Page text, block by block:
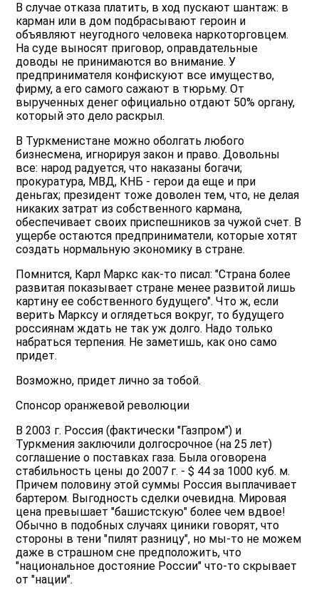
В случае отказа платить, в ход пускают шантаж: в
карман или в дом подбрасывают героин и
объявляют неугодного человека наркоторговцем.
На суде выносят приговор, оправдательные
доводы не принимаются во внимание. У
предпринимателя конфискуют все имущество,
фирму, а его самого сажают в тюрьму. От
вырученных денег официально отдают 50% органу,
который это дело раскрыл.
В Туркменистане можно оболгать любого
бизнесмена, игнорируя закон и право. Довольны
все: народ радуется, что наказаны богачи;
прокуратура, МВД, КНБ - герои да еще и при
деньгах; президент тоже доволен тем, что, не делая
никаких затрат из собственного кармана,
обеспечивает своих приспешников за чужой счет. В
ущербе остаются предприниматели, которые хотят
создать нормальную экономику в стране.
Помнится, Карл Маркс как-то писал: "Страна более
развитая показывает стране менее развитой лишь
картину ее собственного будущего". Что ж, если
верить Марксу и оглядеться вокруг, то будущего
россиянам ждать не так уж долго. Надо только
набраться терпения. Не заметишь, как оно само
придет.
Возможно, придет лично за тобой.
Спонсор оранжевой революции
В 2003 г. Россия (фактически "Газпром") и
Туркмения заключили долгосрочное (на 25 лет)
соглашение о поставках газа. Была оговорена
стабильность цены до 2007 г. - $ 44 за 1000 куб. м.
Причем половину этой суммы Россия выплачивает
бартером. Выгодность сделки очевидна. Мировая
цена превышает "башистскую" более чем вдвое!
Обычно в подобных случаях циники говорят, что
стороны в тени "пилят разницу", но мы-то не можем
даже в страшном сне предположить, что
"национальное достояние России" что-то скрывает
от "нации".